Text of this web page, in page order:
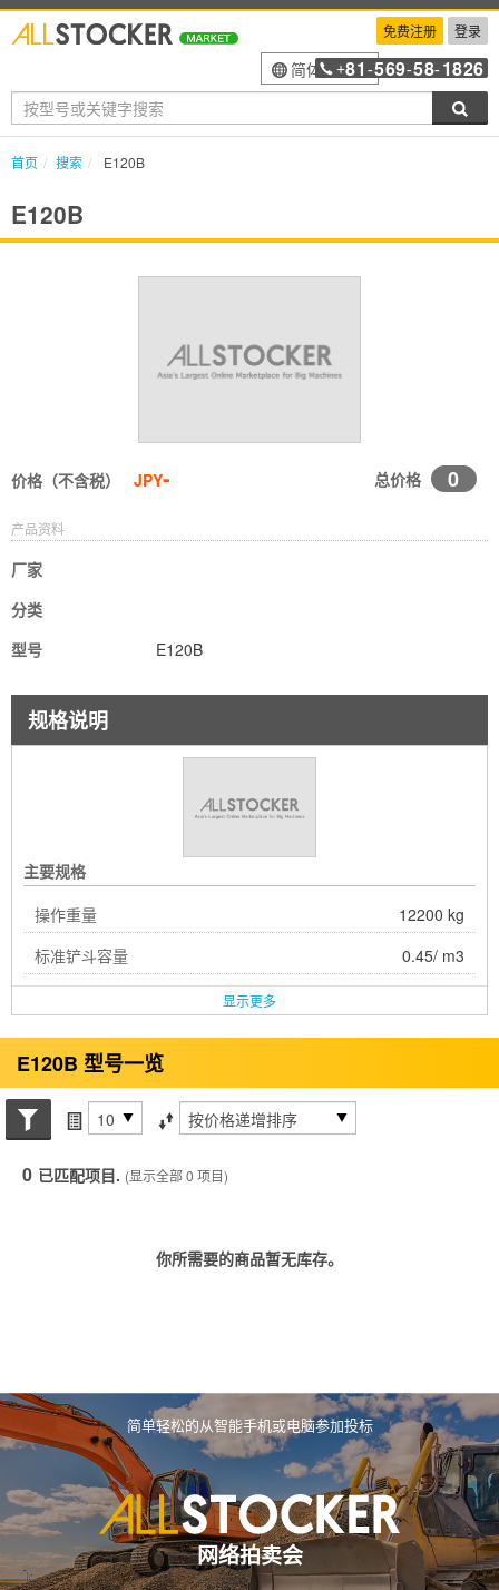
免费注册 登录
简体中文
+81 -569-58-1826
首页 搜索 E120B
E120B
价格（不含税） JPY- 总价格 0
产品资料
厂家
分类
型号
E120B
规格说明
主要规格
操作重量
12200 kg
标准铲斗容量
0.45/ m3
显示更多
E120B 型号一览
搜索状态每页项目 排序方式
0 已匹配项目. (显示全部 0 项目)
你所需要的商品暂无库存。
简单轻松的从智能手机或电脑参加投标
网络拍卖会